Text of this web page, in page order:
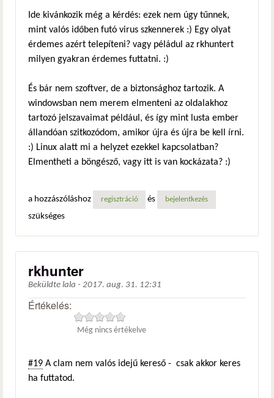
Ide kivánkozik még a kérdés: ezek nem úgy tűnnek,
mint valós időben futó virus szkennerek :) Egy olyat
érdemes azért telepíteni? vagy péládul az rkhuntert
milyen gyakran érdemes futtatni. :)
És bár nem szoftver, de a biztonsághoz tartozik. A
windowsban nem merem elmenteni az oldalakhoz
tartozó jelszavaimat például, és így mint lusta ember
állandóan szitkozódom, amikor újra és újra be kell írni.
:) Linux alatt mi a helyzet ezekkel kapcsolatban?
Elmentheti a böngésző, vagy itt is van kockázata? :)
a hozzászóláshoz regisztráció és bejelentkezés
szükséges
rkhunter
Beküldte lala - 2017. aug. 31. 12:31
Értékelés:
Még nincs értékelve
#19 A clam nem valós idejű kereső - csak akkor keres
ha futtatod.